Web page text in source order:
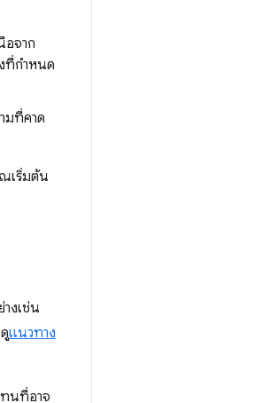
อจาก
ที่กำหนด
มที่คาด
เริ่มต้น
งเช่น
แนวทาง
ทนที่อาจ